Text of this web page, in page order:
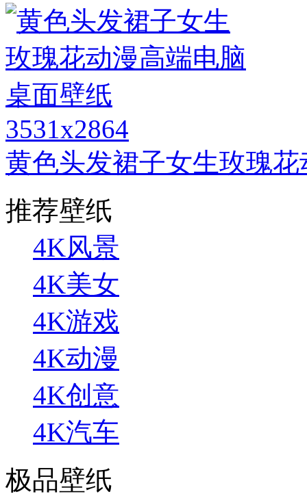
3531x2864
黄色头发裙子女生玫瑰
推荐壁纸
4K风景
4K美女
4K游戏
4K动漫
4K创意
4K汽车
极品壁纸